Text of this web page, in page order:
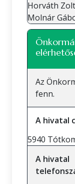
Horváth
Molnár
Az
fenn.
A hivatal
5940
A hivatal